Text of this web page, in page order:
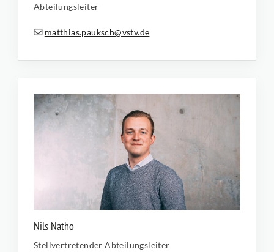
Abteilungsleiter
matthias.pauksch@vstv.de
Nils Natho
Stellvertretender Abteilungsleiter